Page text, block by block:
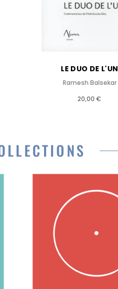
LE DUO DE L'UN
Ramesh Balsekar
20,00 €